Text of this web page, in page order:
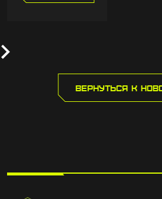
ВЕРНУТЬСЯ К